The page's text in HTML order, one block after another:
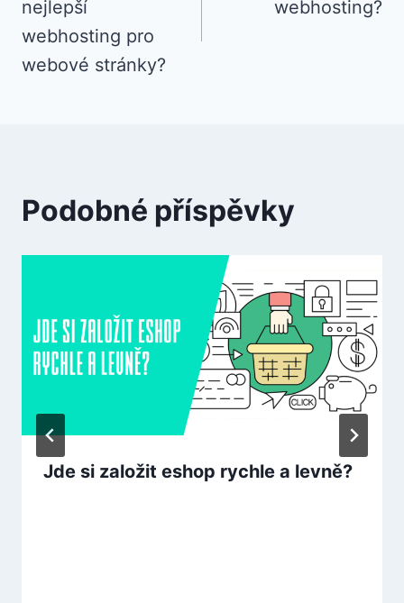
příspěvek
nejlepší
webhosting pro
webové stránky?
webhosting?
Podobné příspěvky
Jde si založit eshop rychle a levně?